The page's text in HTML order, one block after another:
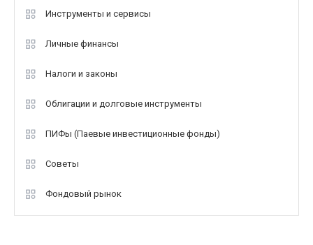
Инструменты и сервисы
Личные финансы
Налоги и законы
Облигации и долговые инструменты
ПИФы (Паевые инвестиционные фонды)
Советы
Фондовый рынок